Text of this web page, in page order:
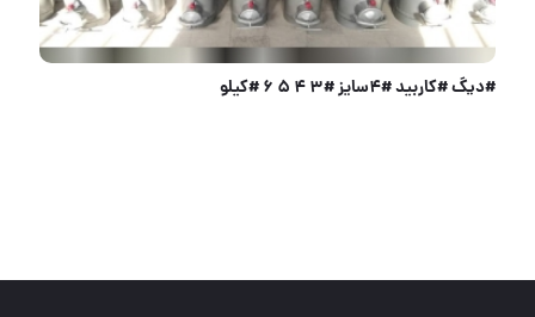
دستگاه جوش ۲۰۰ آمپر اروا